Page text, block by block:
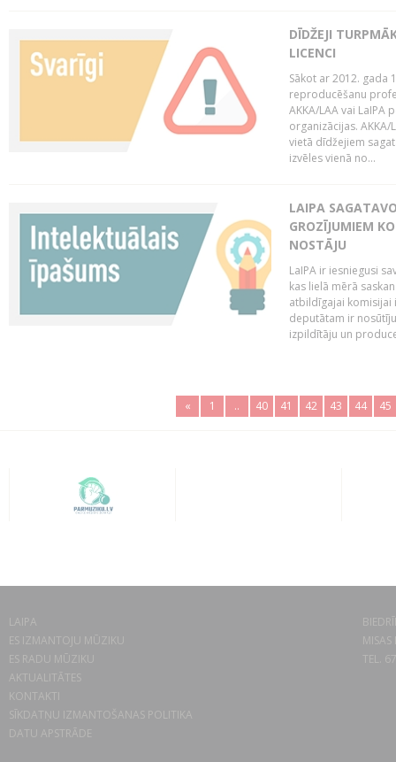
DĪDŽEJI
LICENCI
Sākot ar 2012. gada
reproducēšanu
AKKA/LAA vai LaIPA
organizācijas.
vietā dīdžejiem
izvēles vienā no...
LAIPA
GROZĪJUMIEM
NOSTĀJU
LaIPA ir iesniegusi
kas lielā mērā
atbildīgajai komisijai
deputātam ir
izpildītāju un
« 1 .. 40 41 42 43 44 45
LAIPA
ES IZMANTOJU MŪZIKU
ES RADU MŪZIKU
AKTUALITĀTES
KONTAKTI
SĪKDATŅU IZMANTOŠANAS POLITIKA
DATU APSTRĀDE
TEL.